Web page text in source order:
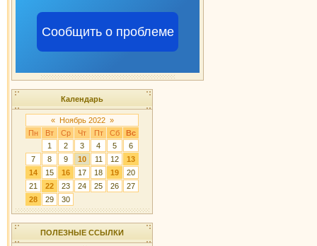
Сообщить о проблеме
Календарь
« Ноябрь 2022 »
Пн
Вт Ср Чт Пт Сб
Вс
1
2 3 4 5
6
7
8 9 10 11 12
13
14
15 16 17 18 19
20
21
22 23 24 25 26
27
28
29 30
ПОЛЕЗНЫЕ ССЫЛКИ